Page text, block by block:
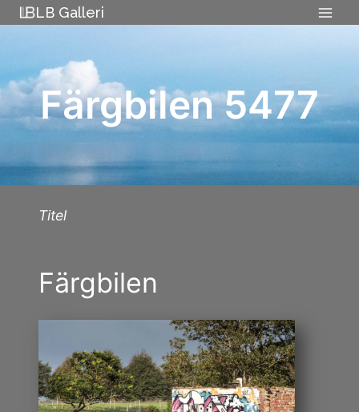
Skip
to
LB Galleri
Färgbilen 5477
Titel
Färgbilen